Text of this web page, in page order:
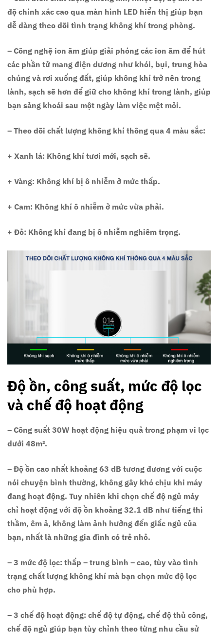
độ chính xác cao qua màn hình LED hiển thị giúp bạn
dễ dàng theo dõi tình trạng không khí trong phòng.
– Công nghệ ion âm giúp giải phóng các ion âm để hút
các phần tử mang điện dương như khói, bụi, trung hòa
chúng và rơi xuống đất, giúp không khí trở nên trong
lành, sạch sẽ hơn để giữ cho không khí trong lành, giúp
bạn sảng khoái sau một ngày làm việc mệt mỏi.
– Theo dõi chất lượng không khí thông qua 4 màu sắc:
+ Xanh lá: Không khí tươi mới, sạch sẽ.
+ Vàng: Không khí bị ô nhiễm ở mức thấp.
+ Cam: Không khí ô nhiễm ở mức vừa phải.
+ Đỏ: Không khí đang bị ô nhiễm nghiêm trọng.
Độ ồn, công suất, mức độ lọc
và chế độ hoạt động
– Công suất 30W hoạt động hiệu quả trong phạm vi lọc
dưới 48m².
– Độ ồn cao nhất khoảng 63 dB tương đương với cuộc
nói chuyện bình thường, không gây khó chịu khi máy
đang hoạt động. Tuy nhiên khi chọn chế độ ngủ máy
chỉ hoạt động với độ ồn khoảng 32.1 dB như tiếng thì
thầm, êm ả, không làm ảnh hưởng đến giấc ngủ của
bạn, nhất là những gia đình có trẻ nhỏ.
– 3 mức độ lọc: thấp – trung bình – cao, tùy vào tình
trạng chất lượng không khí mà bạn chọn mức độ lọc
cho phù hợp.
– 3 chế độ hoạt động: chế độ tự động, chế độ thủ công,
chế độ ngủ giúp bạn tùy chỉnh theo từng nhu cầu sử